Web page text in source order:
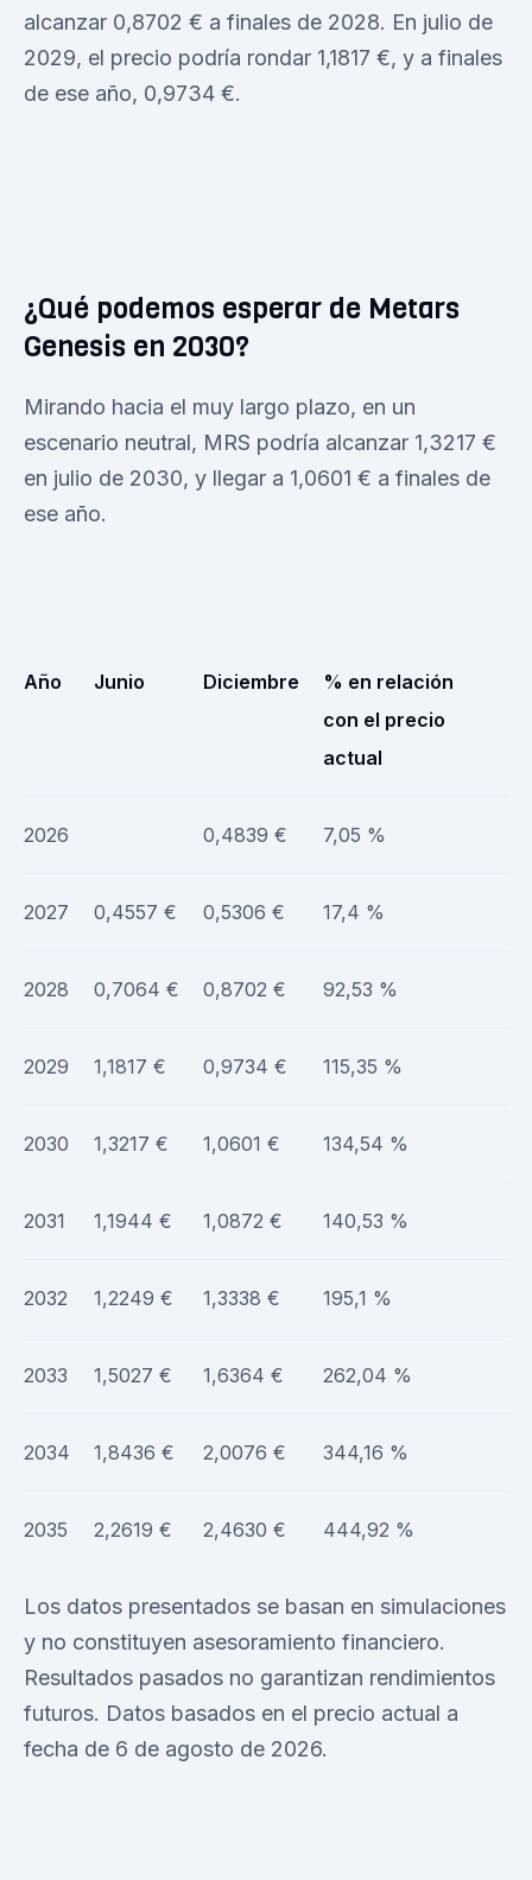
alcanzar 0,8702 € a finales de 2028. En julio de
2029, el precio podría rondar 1,1817 €, y a finales
de ese año, 0,9734 €.
¿Qué podemos esperar de Metars
Genesis en 2030?
Mirando hacia el muy largo plazo, en un
escenario neutral, MRS podría alcanzar 1,3217 €
en julio de 2030, y llegar a 1,0601 € a finales de
ese año.
Año Junio Diciembre
% en relación
con el precio
actual
2026 0,4839 € 7,05 %
2027 0,4557 € 0,5306 € 17,4 %
2028 0,7064 € 0,8702 € 92,53 %
2029 1,1817 € 0,9734 € 115,35 %
2030 1,3217 € 1,0601 € 134,54 %
2031 1,1944 € 1,0872 € 140,53 %
2032 1,2249 € 1,3338 € 195,1 %
2033 1,5027 € 1,6364 € 262,04 %
2034 1,8436 € 2,0076 € 344,16 %
2035 2,2619 € 2,4630 € 444,92 %
Los datos presentados se basan en simulaciones
y no constituyen asesoramiento financiero.
Resultados pasados no garantizan rendimientos
futuros. Datos basados en el precio actual a
fecha de 6 de agosto de 2026.